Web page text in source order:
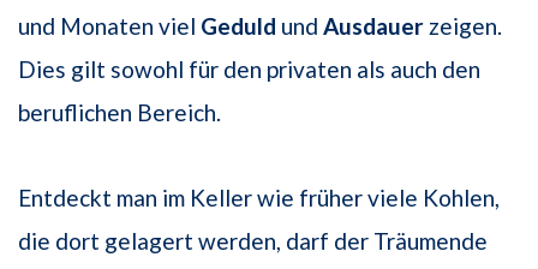
und Monaten viel Geduld und Ausdauer zeigen.
Dies gilt sowohl für den privaten als auch den
beruflichen Bereich.
Entdeckt man im Keller wie früher viele Kohlen,
die dort gelagert werden, darf der Träumende